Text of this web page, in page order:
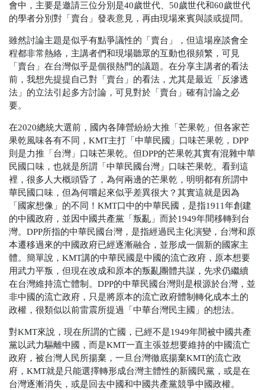
會中，主要是邀請三位分別是40歲世代、50歲世代和60歲世代
的學者分別對「賣台」發表意見，再由現場來賓與談或提問。
雖然討論主題是似乎有點爭議性的「賣台」，但這場座談會全
程都非常熱絡，主講者們和現場聽眾的互動也很頻繁，可見
「賣台」在台灣似乎是個很熱門的議題。在分享主講者的看法
前，我想先提提自己對「賣台」的看法，尤其是最近「反滲透
法」的立法引起多方討論，可見對於「賣台」確有討論之必
要。
在2020總統大選前，國內各陣營紛紛大推「芒果乾」但各家芒
果乾風味各有不同，KMT主打「中華民國」口味芒果乾，DPP
則是力推「台灣」口味芒果乾。但DPP的芒果乾其實有混雜中華
民國口味，也就是所謂「中華民國台灣」口味芒果乾。看到這
裡，很多人大概頭昏了，為何兩邊的芒果乾，明明都有所謂中
華民國口味，但為何嚐起來似乎差異很大？其實這就是因為
「國家想像」的不同！KMT口中的中華民國，是指1911年創建
的中國政府，並因中國共產黨「叛亂」而於1949年間移轉到台
灣。DPP所指的中華民國台灣，是指經過民主化演變，台灣和原
本遷移過來的中國政府已經逐漸融合，並形成一個新的國家主
體。簡單說，KMT講的中華民國是中國的流亡政府，原本想要
用武力平叛，但現在改成和原本的叛亂團體共謀，先求仍繼續
在台灣維持流亡體制。DPP的中華民國台灣則是根源於台灣，並
非中國的流亡政府，只是將原本的流亡政府體制轉化成本土的
政權，很類似以前雷震所提過「中華台灣民主國」的想法。
對KMT來說，現在所謂的亡國，已經不是1949年間被中國共產
黨以武力驅離中國，而是KMT一直主張並想要維持的中國流亡
政府，被台灣人民所揚棄，一旦台灣徹底揚棄KMT的流亡政
府，KMT就是只能選擇轉形成台灣主體性的新國民黨，或是在
台灣逐漸消失，或是回去中國和中國共產黨競爭中國政權。